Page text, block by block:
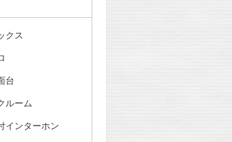
クス
台
ルーム
インターホン